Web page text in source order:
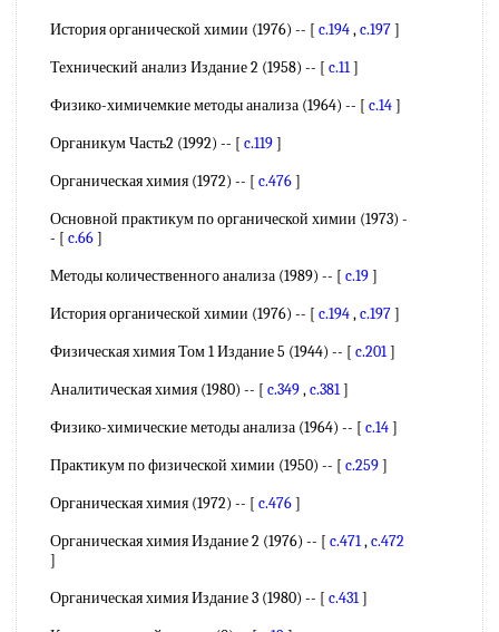
История органической химии (1976) -- [ c.194,c.197]
Технический анализ Издание 2 (1958) -- [ c.11]
Физико-химичемкие методы анализа (1964) -- [ c.14]
Органикум Часть2 (1992) -- [ c.119]
Органическая химия (1972) -- [ c.476]
Основной практикум по органической химии (1973) -
- [ c.66]
Методы количественного анализа (1989) -- [ c.19]
История органической химии (1976) -- [ c.194,c.197]
Физическая химия Том 1 Издание 5 (1944) -- [ c.201]
Аналитическая химия (1980) -- [ c.349,c.381]
Физико-химические методы анализа (1964) -- [ c.14]
Практикум по физической химии (1950) -- [ c.259]
Органическая химия (1972) -- [ c.476]
Органическая химия Издание 2 (1976) -- [ c.471,c.472
]
Органическая химия Издание 3 (1980) -- [ c.431]